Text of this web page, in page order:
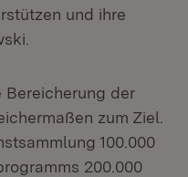
und ihre
der
zum Ziel.
100.000
200.000